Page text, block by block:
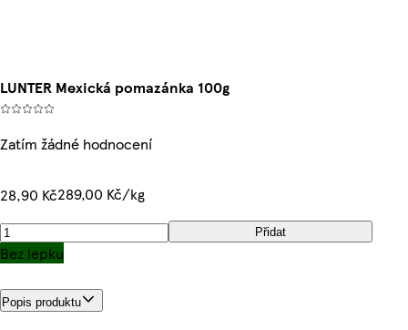
LUNTER Mexická pomazánka 100g
Zatím žádné hodnocení
28,90 Kč289,00 Kč/kg
Přidat
Bez lepku
Popis produktu